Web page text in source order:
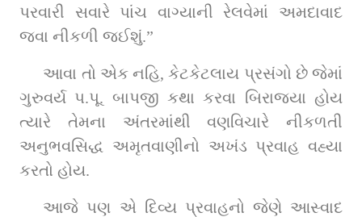
પરવારી સવારે પાંચ વાગ્યાની રેલવેમાં અમદાવાદ
જવા નીકળી જઈશું.”
આવા તો એક નહિ, કેટકેટલાય પ્રસંગો છે જેમાં
ગુરુવર્ય પ.પૂ. બાપજી કથા કરવા બિરાજ્યા હોય
ત્યારે તેમના અંતરમાંથી વણવિચારે નીકળતી
અનુભવસિદ્ધ અમૃતવાણીનો અખંડ પ્રવાહ વહ્યા
કરતો હોય.
આજે પણ એ દિવ્ય પ્રવાહનો જેણે આસ્વાદ